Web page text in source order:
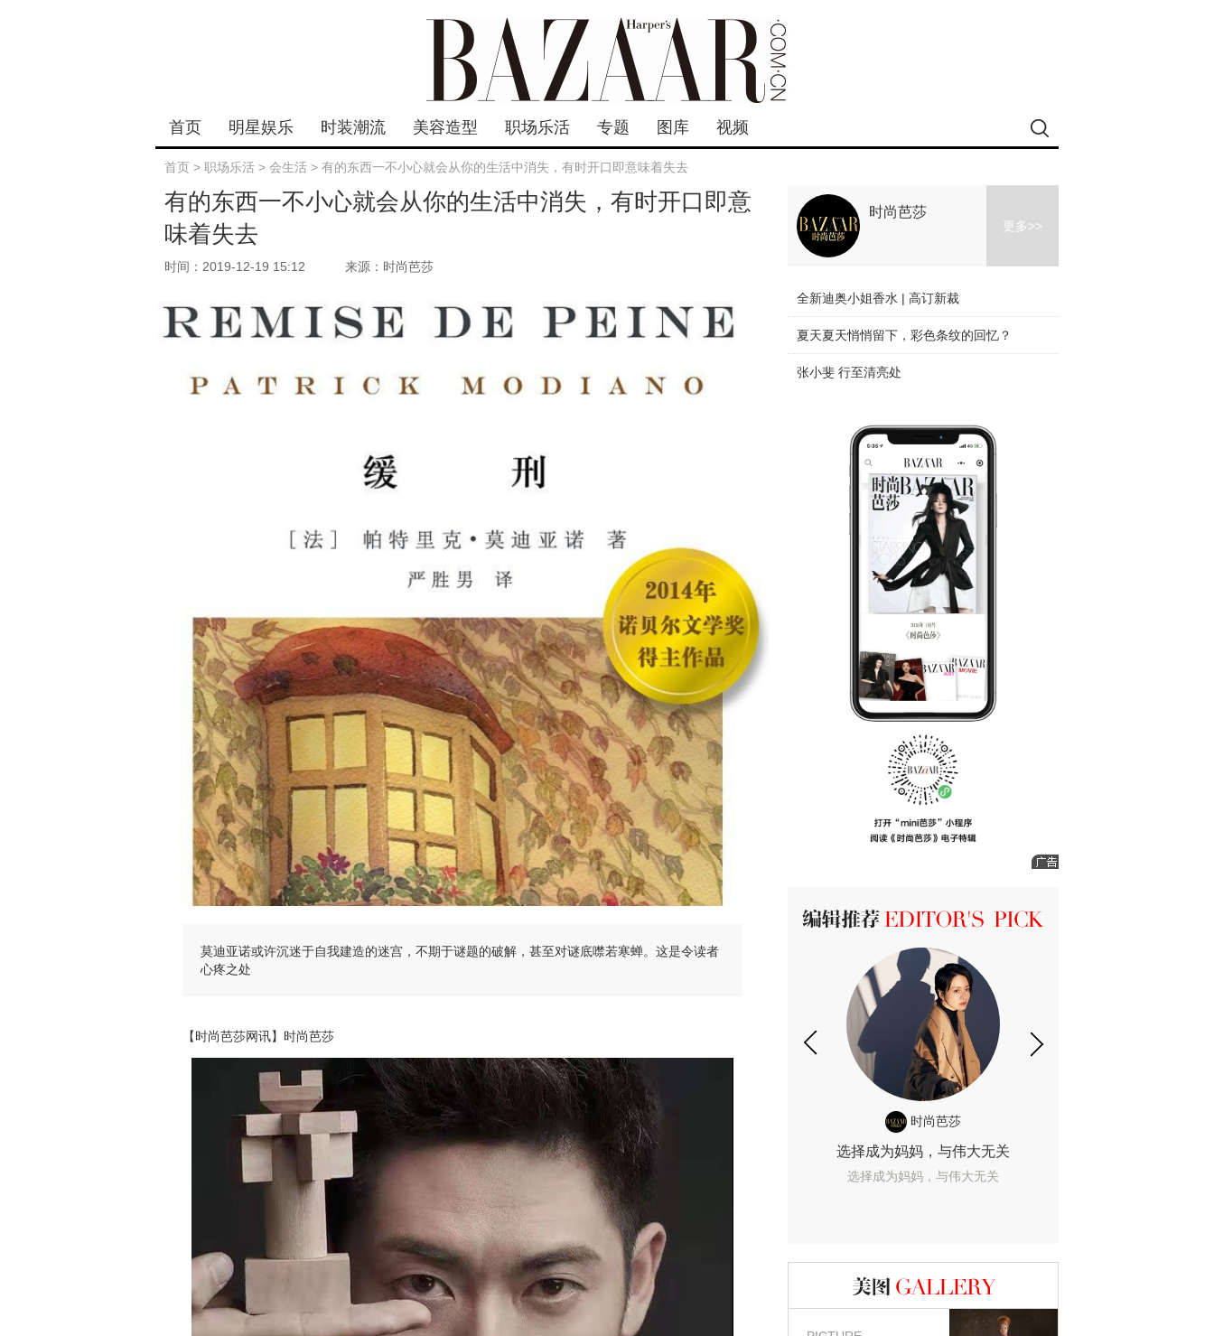
首页 明星娱乐 时装潮流 美容造型 职场乐活 专题 图库 视频
首页 > 职场乐活 > 会生活 > 有的东西一不小心就会从你的生活中消失，有时开口即意味着失去
有的东西一不小心就会从你的生活中消失，有时开口即意
味着失去
时间：2019-12-19 15:12 来源：时尚芭莎
莫迪亚诺或许沉迷于自我建造的迷宫，不期于谜题的破解，甚至对谜底噤若寒蝉。这是令读者
心疼之处
【时尚芭莎网讯】时尚芭莎
时尚芭莎
更多>>
全新迪奥小姐香水 | 高订新裁
夏天夏天悄悄留下，彩色条纹的回忆？
张小斐 行至清亮处
时尚芭莎
选择成为妈妈，与伟大无关
选择成为妈妈，与伟大无关
图库